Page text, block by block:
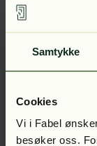
Samtykke
Cookies
Vi i Fabel
besøker oss.